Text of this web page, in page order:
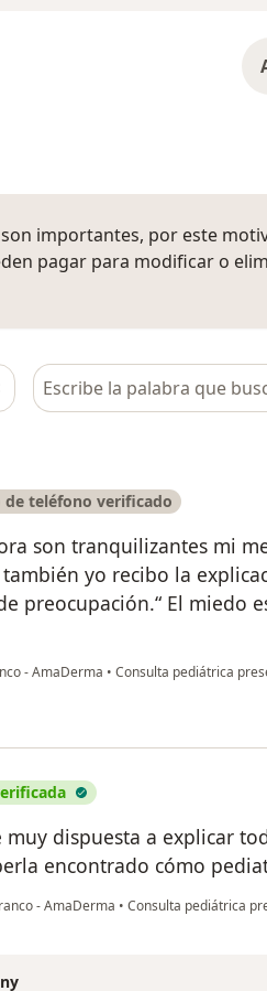
importantes, por este
pagar para modificar o
Busca en opiniones
de teléfono verificado
son tranquilizantes mi
yo recibo la
preocupación.“ El miedo
- AmaDerma • Consulta pediátrica
dispuesta a explicar
encontrado cómo
- AmaDerma • Consulta pediátrica